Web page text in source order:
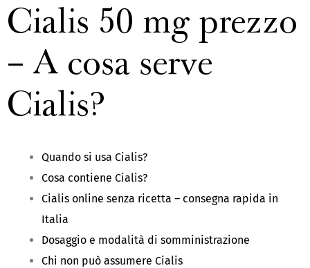
Cialis 50 mg prezzo
– A cosa serve
Cialis?
Quando si usa Cialis?
Cosa contiene Cialis?
Cialis online senza ricetta – consegna rapida in
Italia
Dosaggio e modalità di somministrazione
Chi non può assumere Cialis